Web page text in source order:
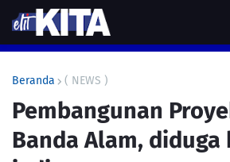
Beranda ( NEWS )
Pembangunan
Banda Alam,